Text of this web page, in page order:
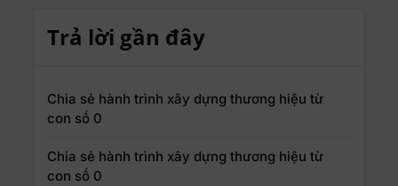
Trả lời gần đây
Chia sẻ hành trình xây dựng thương hiệu từ
con số 0
Chia sẻ hành trình xây dựng thương hiệu từ
con số 0